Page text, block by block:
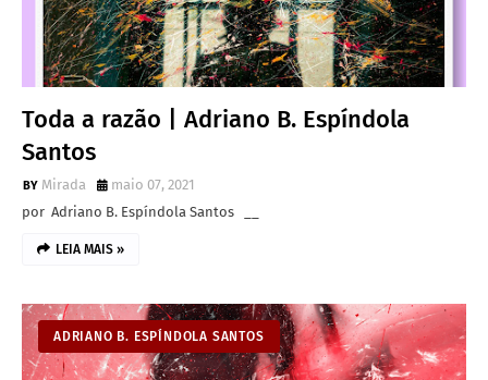
Toda a razão | Adriano B. Espíndola
Santos
Mirada
maio 07, 2021
por Adriano B. Espíndola Santos __
LEIA MAIS »
ADRIANO B. ESPÍNDOLA SANTOS